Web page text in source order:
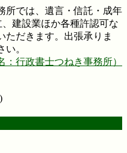
所では、遺言・信託・成年
建設業ほか各種許認可な
ただきます。出張承りま
。